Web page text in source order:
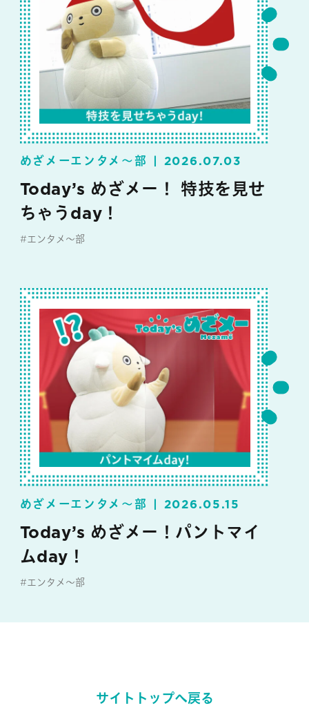
めざメーエンタメ～部 2026.07.03
Today’s めざメー！ 特技を見せ
ちゃうday！
#エンタメ～部
めざメーエンタメ～部 2026.05.15
Today’s めざメー！パントマイ
ムday！
#エンタメ～部
サイトトップへ戻る